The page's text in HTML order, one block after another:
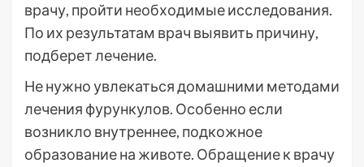
врачу, пройти необходимые исследования.
По их результатам врач выявить причину,
подберет лечение.
Не нужно увлекаться домашними методами
лечения фурункулов. Особенно если
возникло внутреннее, подкожное
образование на животе. Обращение к врачу